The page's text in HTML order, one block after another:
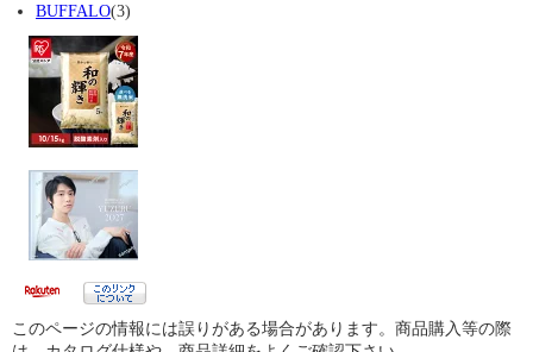
BUFFALO(3)
このページの情報には誤りがある場合があります。商品購入等の際